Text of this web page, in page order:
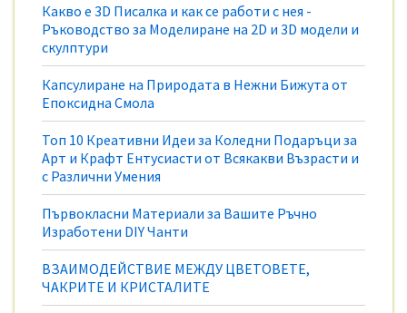
Какво е 3D Писалка и как се работи с нея -
Ръководство за Моделиране на 2D и 3D модели и
скулптури
Капсулиране на Природата в Нежни Бижута от
Епоксидна Смола
Топ 10 Креативни Идеи за Коледни Подаръци за
Арт и Крафт Ентусиасти от Всякакви Възрасти и
с Различни Умения
Първокласни Материали за Вашите Ръчно
Изработени DIY Чанти
ВЗАИМОДЕЙСТВИЕ МЕЖДУ ЦВЕТОВЕТЕ,
ЧАКРИТЕ И КРИСТАЛИТЕ